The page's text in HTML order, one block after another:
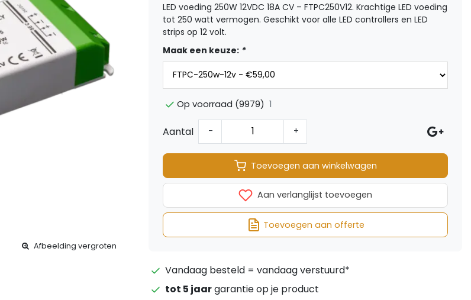
Afbeelding vergroten
LED voeding 250W 12VDC 18A CV – FTPC250V12. Krachtige LED voeding
tot 250 watt vermogen. Geschikt voor alle LED controllers en LED
strips op 12 volt.
Maak een keuze: *
Op voorraad (9979) 1
Aantal - +
Toevoegen aan winkelwagen
Aan verlanglijst toevoegen
Toevoegen aan offerte
Vandaag besteld = vandaag verstuurd*
tot 5 jaargarantie op je product